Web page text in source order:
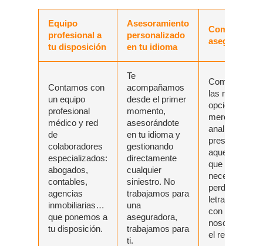
Equipo
profesional a
tu disposición
Asesoramiento
personalizado
en tu idioma
Comparativa
Contamos con
un equipo
profesional
médico y red
de
colaboradores
especializados:
abogados,
contables,
agencias
inmobiliarias…
que ponemos a
tu disposición.
Te
acompañamos
desde el primer
momento,
asesorándote
en tu idioma y
gestionando
directamente
cualquier
siniestro. No
trabajamos para
una
aseguradora,
trabajamos para
ti.
Comparamos
las mejores
opciones del
mercado, las
analizamos y
presentamos
aquellas
que se
necesidades,
perder
letra
con total
nosotros
el resto.